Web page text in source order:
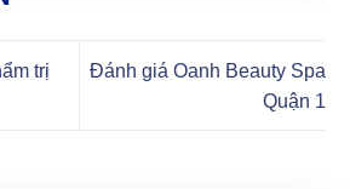
trị
Đánh giá Oanh Beauty Spa
Quận 1